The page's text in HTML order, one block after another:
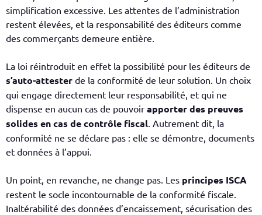
simplification excessive. Les attentes de l’administration
restent élevées, et la responsabilité des éditeurs comme
des commerçants demeure entière.
La loi réintroduit en effet la possibilité pour les éditeurs de
s’auto-attester de la conformité de leur solution. Un choix
qui engage directement leur responsabilité, et qui ne
dispense en aucun cas de pouvoir apporter des preuves
solides en cas de contrôle fiscal. Autrement dit, la
conformité ne se déclare pas : elle se démontre, documents
et données à l’appui.
Un point, en revanche, ne change pas. Les principes ISCA
restent le socle incontournable de la conformité fiscale.
Inaltérabilité des données d’encaissement, sécurisation des